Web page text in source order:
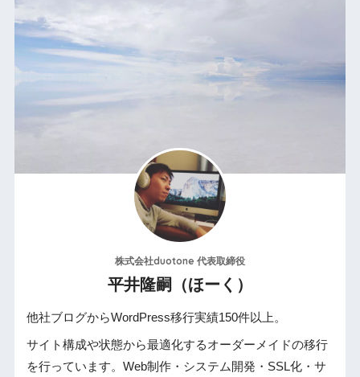
株式会社duotone 代表取締役
平井隆嗣（ほーく）
他社ブログからWordPress移行実績150件以上。
サイト構成や状態から最適化するオーダーメイドの移行
を行っています。Web制作・システム開発・SSL化・サ